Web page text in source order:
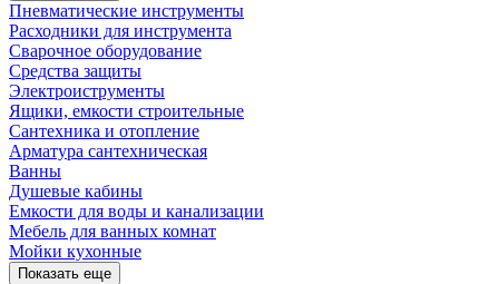
Пневматические инструменты
Расходники для инструмента
Сварочное оборудование
Средства защиты
Электроиструменты
Ящики, емкости строительные
Сантехника и отопление
Арматура сантехническая
Ванны
Душевые кабины
Емкости для воды и канализации
Мебель для ванных комнат
Мойки кухонные
Показать еще